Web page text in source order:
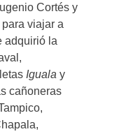
Cortés y
viajar a
adquirió la
Iguala y
cañoneras